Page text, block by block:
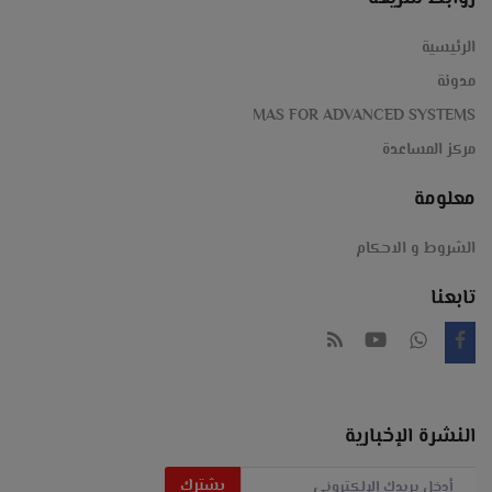
كوثر
الخليج-
#عد
#نقود
#كشف
#التزوير
#مزور
كاشير,
انتركم
الرئيسية
مدونة
MAS FOR ADVANCED SYSTEMS
مركز المساعدة
معلومة
الشروط و الاحكام
تابعنا
النشرة الإخبارية
يشترك